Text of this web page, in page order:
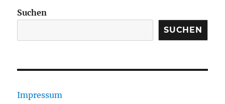
Suchen
SUCHEN
Impressum